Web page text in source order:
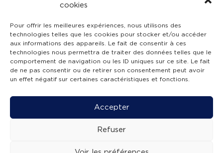
cookies
Pour offrir les meilleures expériences, nous utilisons des
technologies telles que les cookies pour stocker et/ou accéder
aux informations des appareils. Le fait de consentir à ces
technologies nous permettra de traiter des données telles que le
comportement de navigation ou les ID uniques sur ce site. Le fait
de ne pas consentir ou de retirer son consentement peut avoir
un effet négatif sur certaines caractéristiques et fonctions.
Accepter
Refuser
L’APPLICATION TVBA !
SUIVEZ-NOUS !
Mentions légales -Accessibilité